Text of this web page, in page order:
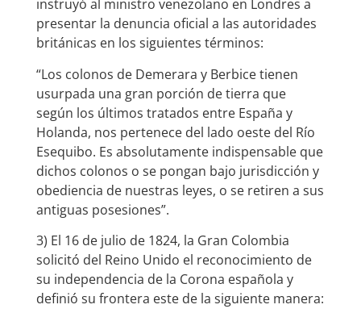
instruyó al ministro venezolano en Londres a
presentar la denuncia oficial a las autoridades
británicas en los siguientes términos:
“Los colonos de Demerara y Berbice tienen
usurpada una gran porción de tierra que
según los últimos tratados entre España y
Holanda, nos pertenece del lado oeste del Río
Esequibo. Es absolutamente indispensable que
dichos colonos o se pongan bajo jurisdicción y
obediencia de nuestras leyes, o se retiren a sus
antiguas posesiones”.
3) El 16 de julio de 1824, la Gran Colombia
solicitó del Reino Unido el reconocimiento de
su independencia de la Corona española y
definió su frontera este de la siguiente manera: